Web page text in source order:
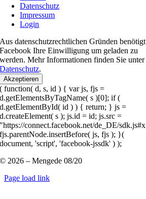
Datenschutz
Impressum
Login
Aus datenschutzrechtlichen Gründen benötigt
Facebook Ihre Einwilligung um geladen zu
werden. Mehr Informationen finden Sie unter
Datenschutz.
Akzeptieren
( function( d, s, id ) { var js, fjs =
d.getElementsByTagName( s )[0]; if (
d.getElementById( id ) ) { return; } js =
d.createElement( s ); js.id = id; js.src =
"https://connect.facebook.net/de_DE/
fjs.parentNode.insertBefore( js, fjs ); }(
document, 'script', 'facebook-jssdk' ) );
© 2026 – Mengede 08/20
Page load link